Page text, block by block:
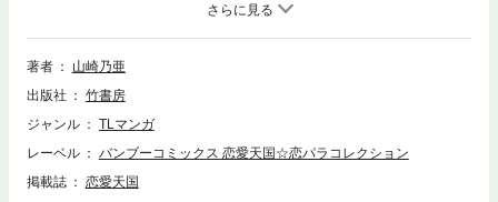
む女のコなど恋とHをリアルに描いた人気読み切りシリーズ、待望のコミ
ックス化！！※本コンテンツは単行本「ＬＯＶＥとＨの関係 －ザ・グレイ
テスト・ヒット－」を分冊したものです。
著者
山崎乃亜
出版社
竹書房
ジャンル
TLマンガ
レーベル
バンブーコミックス 恋愛天国☆恋パラコレクション
掲載誌
恋愛天国